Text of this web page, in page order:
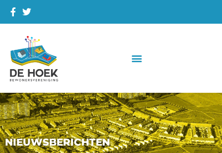
NIEUWSBERICHTEN